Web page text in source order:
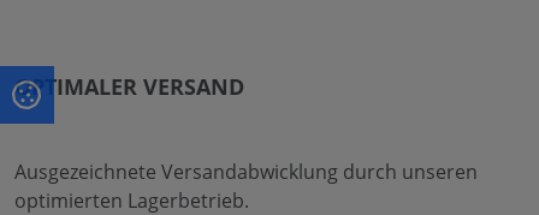
OPTIMALER VERSAND
Ausgezeichnete Versandabwicklung durch unseren
optimierten Lagerbetrieb.